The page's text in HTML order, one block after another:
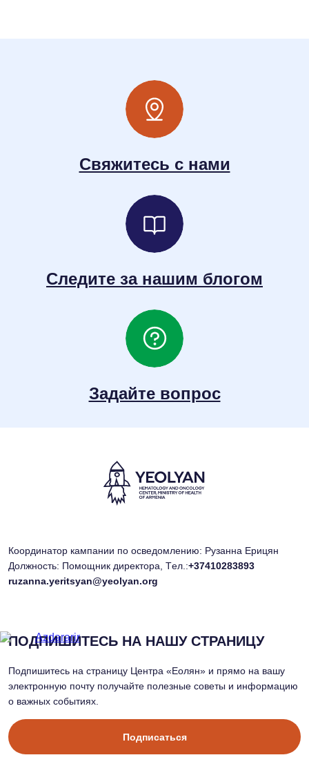
Свяжитесь с нами
Следите за нашим блогом
Задайте вопрос
Координатор кампании по осведомлению: Рузанна Ерицян
Должность: Помощник директора, Tел.:+37410283893
ruzanna.yeritsyan@yeolyan.org
ПОДПИШИТЕСЬ НА НАШУ СТРАНИЦУ
Подпишитесь на страницу Центра «Еолян» и прямо на вашу
электронную почту получайте полезные советы и информацию
о важных событиях.
Подписаться